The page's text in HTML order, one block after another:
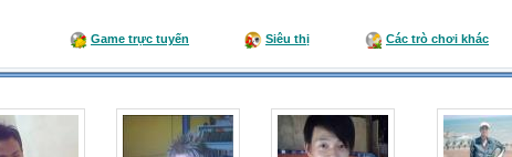
Game trực tuyến Siêu thị Các trò chơi khác